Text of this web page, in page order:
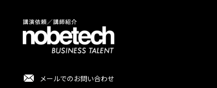
メールでのお問い合わせ